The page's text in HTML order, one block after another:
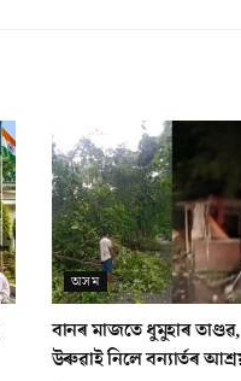
অসম
বানৰ মাজতে ধুমুহাৰ
উৰুৱাই নিলে বন্যাৰ্তৰ